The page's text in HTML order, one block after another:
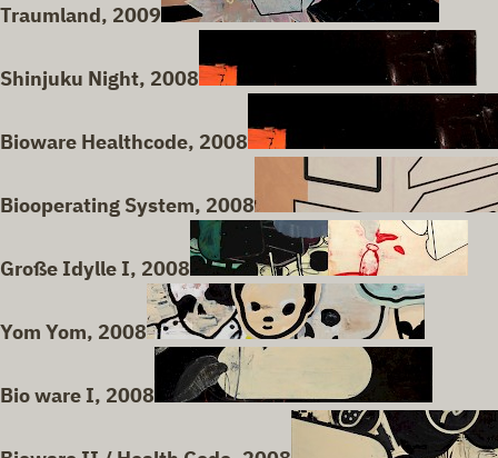
Traumland, 2009
Shinjuku Night, 2008
Bioware Healthcode, 2008
Biooperating System, 2008
Große Idylle I, 2008
Yom Yom, 2008
Bio ware I, 2008